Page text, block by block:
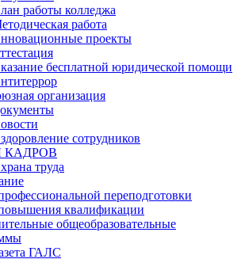
работы колледжа
работа
проекты
бесплатной юридической помощи
организация
сотрудников
КАДРОВ
труда
переподготовки
квалификации
общеобразовательные
ГАЛС